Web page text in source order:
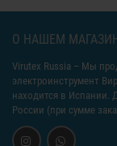
О НАШЕМ
Virutex Russia – Мы
электроинструмент
находится в Испании.
России (при сумме